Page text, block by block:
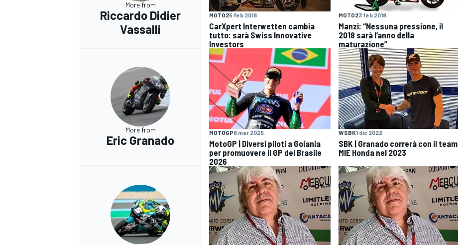
More from
Riccardo Didier
Vassalli
MOTO25 feb 2018
CarXpert Interwetten cambia
tutto: sarà Swiss Innovative
Investors
MOTO23 feb 2018
Manzi: “Nessuna pressione, il
2018 sarà l’anno della
maturazione”
More from
Eric Granado
MOTOGP6 mar 2025
MotoGP | Diversi piloti a Goiania
per promuovere il GP del Brasile
2026
WSBK1 dic 2022
SBK | Granado correrà con il team
MIE Honda nel 2023